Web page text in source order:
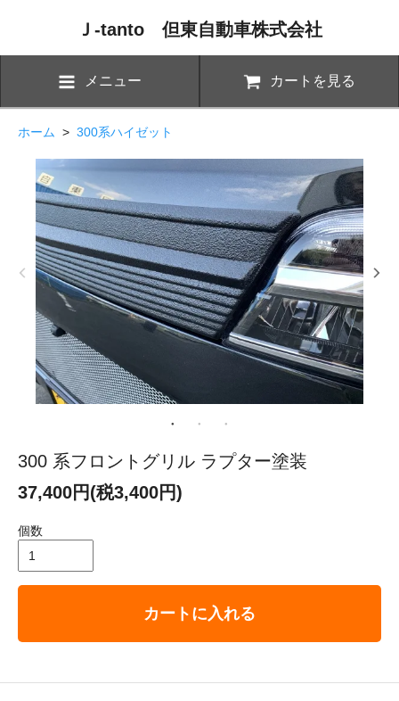
Ｊ-tanto 但東自動車株式会社
メニュー カートを見る
ホーム > 300系ハイゼット
300 系フロントグリル ラプター塗装
37,400円(税3,400円)
個数
カートに入れる